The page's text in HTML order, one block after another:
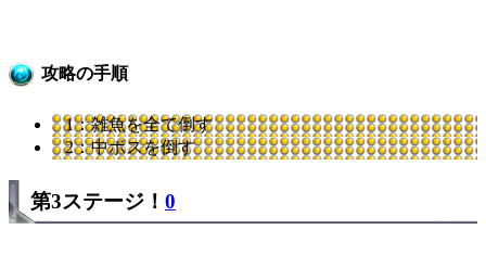
攻略の手順
1：雑魚を全て倒す
2：中ボスを倒す
第3ステージ！ 0